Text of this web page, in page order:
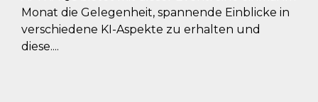
Verantwortung“
Monat die Gelegenheit, spannende Einblicke in
verschiedene KI-Aspekte zu erhalten und
diese....